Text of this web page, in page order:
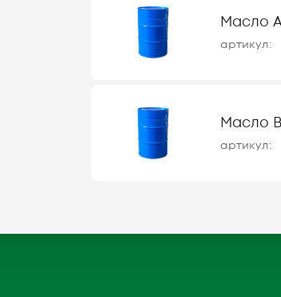
Масло
артикул:
Масло
артикул: